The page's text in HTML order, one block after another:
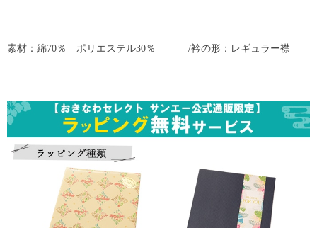
素材：綿70％ ポリエステル30％ /衿の形：レギュラー襟